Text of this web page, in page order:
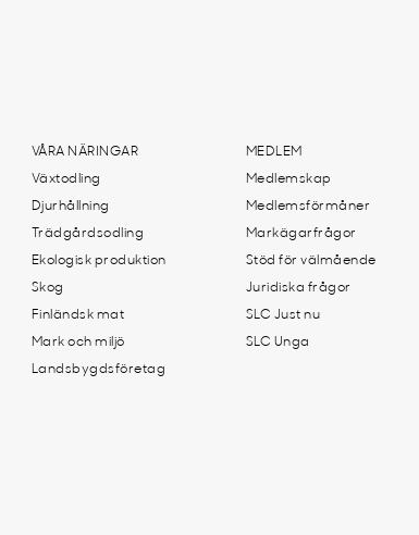
VÅRA NÄRINGAR
Växtodling
Djurhållning
Trädgårdsodling
Ekologisk produktion
Skog
Finländsk mat
Mark och miljö
Landsbygdsföretag
MEDLEM
Medlemskap
Medlemsförmåner
Markägarfrågor
Stöd för välmående
Juridiska frågor
SLC Just nu
SLC Unga